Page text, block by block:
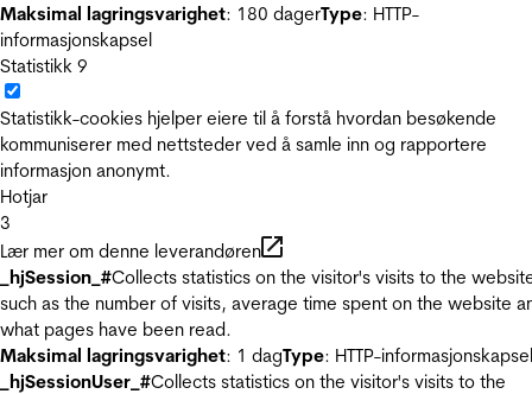
Maksimal lagringsvarighet: 180 dagerType: HTTP-
informasjonskapsel
Statistikk 9
Statistikk-cookies hjelper eiere til å forstå hvordan besøkende
kommuniserer med nettsteder ved å samle inn og rapportere
informasjon anonymt.
Hotjar
3
Lær mer om denne leverandøren
_hjSession_#Collects statistics on the visitor's visits to the
such as the number of visits, average time spent on the website
what pages have been read.
Maksimal lagringsvarighet: 1 dagType: HTTP-informasjonskapsel
_hjSessionUser_#Collects statistics on the visitor's visits to the